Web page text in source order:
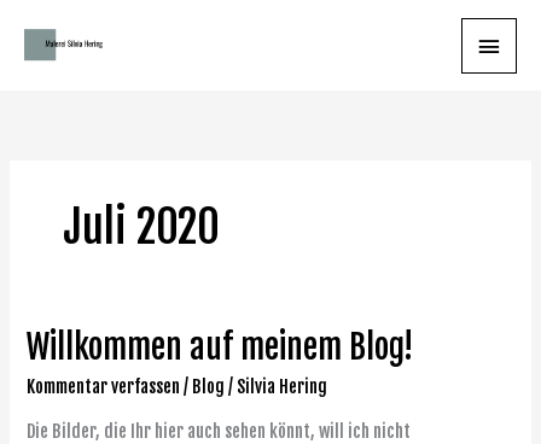
springen
Juli 2020
Willkommen auf meinem Blog!
Kommentar verfassen / Blog / Silvia Hering
Die Bilder, die Ihr hier auch sehen könnt, will ich nicht
Willkommen
auf
meinem
Blog!